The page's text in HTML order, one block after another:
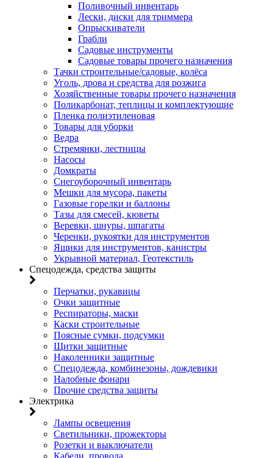
Поливочный инвентарь
Лески, диски для триммера
Опрыскиватели
Грабли
Садовые инструменты
Садовые товары прочего назначения
Тачки строительные/садовые, колёса
Уголь, дрова и средства для розжига
Хозяйственные товары прочего назначения
Поликарбонат, теплицы и комплектующие
Пленка полиэтиленовая
Товары для уборки
Ведра
Стремянки, лестницы
Насосы
Домкраты
Снегоуборочный инвентарь
Мешки для мусора, пакеты
Газовые горелки и баллоны
Тазы для смесей, кюветы
Веревки, шнуры, шпагаты
Черенки, рукоятки для инструментов
Ящики для инструментов, канистры
Укрывной материал, Геотекстиль
Спецодежда, средства защиты
Перчатки, рукавицы
Очки защитные
Респираторы, маски
Каски строительные
Поясные сумки, подсумки
Щитки защитные
Наколенники защитные
Спецодежда, комбинезоны, дождевики
Налобные фонари
Прочие средства защиты
Электрика
Лампы освещения
Светильники, прожекторы
Розетки и выключатели
Кабели, провода